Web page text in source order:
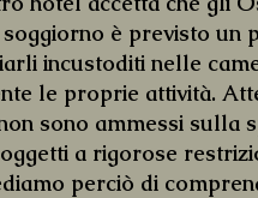
è previsto un
incustoditi nelle
le proprie attività.
sono ammessi
a rigorose
perciò di